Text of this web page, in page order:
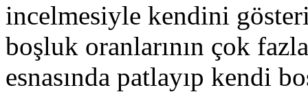
incelmesiyle kendini
boşluk oranlarının çok
esnasında patlayıp kendi